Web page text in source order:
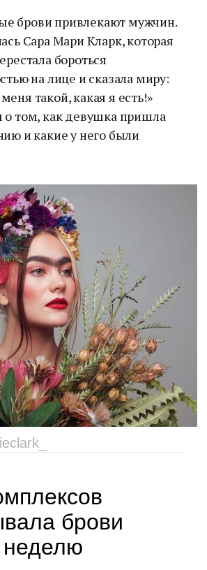
брови привлекают мужчин.
Сара Мари Кларк, которая
бороться
на лице и сказала миру:
такой, какая я есть!»
о том, как девушка пришла
и какие у него были
брови